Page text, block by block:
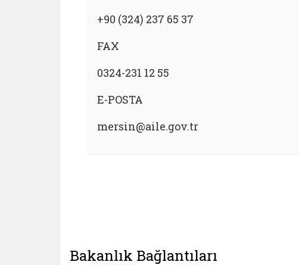
+90 (324) 237 65 37
FAX
0324-231 12 55
E-POSTA
mersin@aile.gov.tr
Bakanlık Bağlantıları